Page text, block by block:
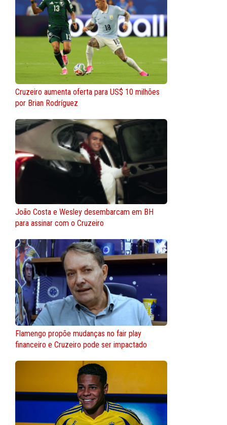
Cruzeiro aumenta oferta para US$ 10 milhões
por Brian Rodríguez
João Costa e Wesley desembarcam em BH
para assinar com o Cruzeiro
Flamengo propõe mudanças no fair play
financeiro e Cruzeiro pode ser impactado